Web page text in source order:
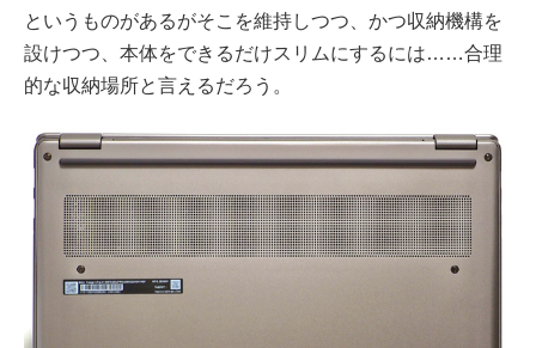
というものがあるがそこを維持しつつ、かつ収納機構を
設けつつ、本体をできるだけスリムにするには……合理
的な収納場所と言えるだろう。